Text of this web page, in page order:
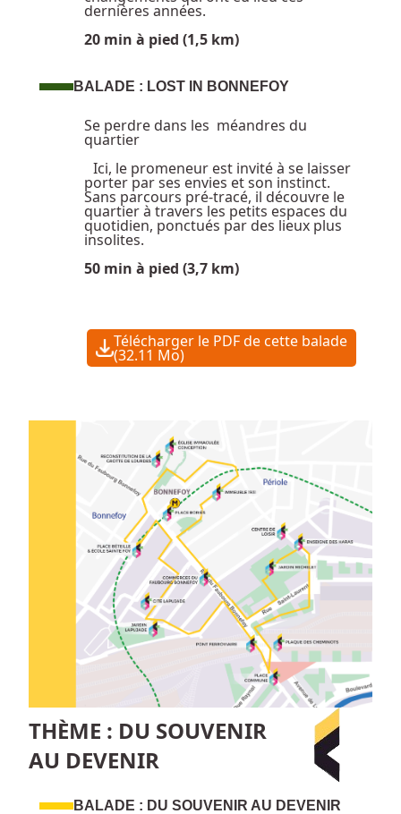
dernières années.
20 min à pied (1,5 km)
BALADE : LOST IN BONNEFOY
Se perdre dans les méandres du
quartier
Ici, le promeneur est invité à se laisser
porter par ses envies et son instinct.
Sans parcours pré-tracé, il découvre le
quartier à travers les petits espaces du
quotidien, ponctués par des lieux plus
insolites.
50 min à pied (3,7 km)
Télécharger le PDF de cette balade
(32.11 Mo)
THÈME : DU SOUVENIR
AU DEVENIR
BALADE : DU SOUVENIR AU DEVENIR